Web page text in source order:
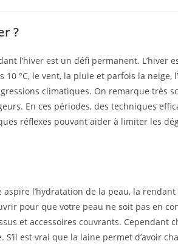
publication :
?
l’hiver est un défi permanent. L’hiver
°C, le vent, la pluie et parfois la neige,
climatiques. On remarque très
En ces périodes, des techniques
réflexes pouvant aider à limiter les
aspire l’hydratation de la peau, la
pour que votre peau ne soit pas en
et accessoires couvrants. Cependant
est vrai que la laine permet d’avoir